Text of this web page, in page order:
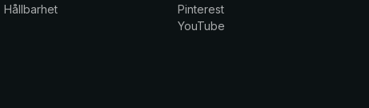
Hållbarhet
Pinterest
YouTube